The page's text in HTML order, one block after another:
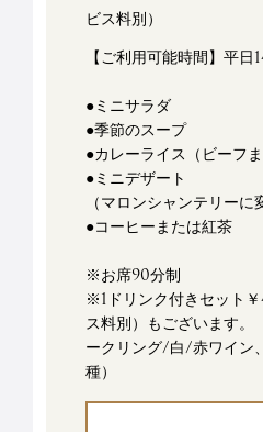
ビス料別）
【ご利用可能時間】平
●ミニサラダ
●季節のスープ
●カレーライス（ビーフ
●ミニデザート
（マロンシャンテリーに
●コーヒーまたは紅茶
※お席90分制
※1ドリンク付きセット
ス料別） もございます。
ークリング/白/赤ワイン
種）